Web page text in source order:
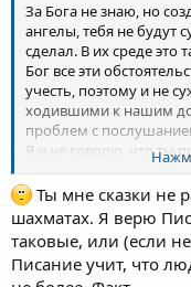
За Бога не знаю, но
ангелы, тебя не будут
сделал. В их среде
Бог все эти
учесть, поэтому и не
ходившими к нашим
проблем с
Я и не говорю, что ты
достал ее и вертишь в
нашедшего боевую
анафемы детям не
Ты мне сказки не
шахматах. Я верю
таковые, или (если
Писание учит, что